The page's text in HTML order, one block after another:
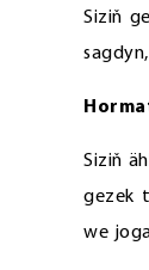
Siziň
Siziň
gezek
we